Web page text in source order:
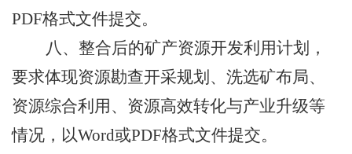
PDF格式文件提交。
八、整合后的矿产资源开发利用计划，
要求体现资源勘查开采规划、洗选矿布局、
资源综合利用、资源高效转化与产业升级等
情况，以Word或PDF格式文件提交。